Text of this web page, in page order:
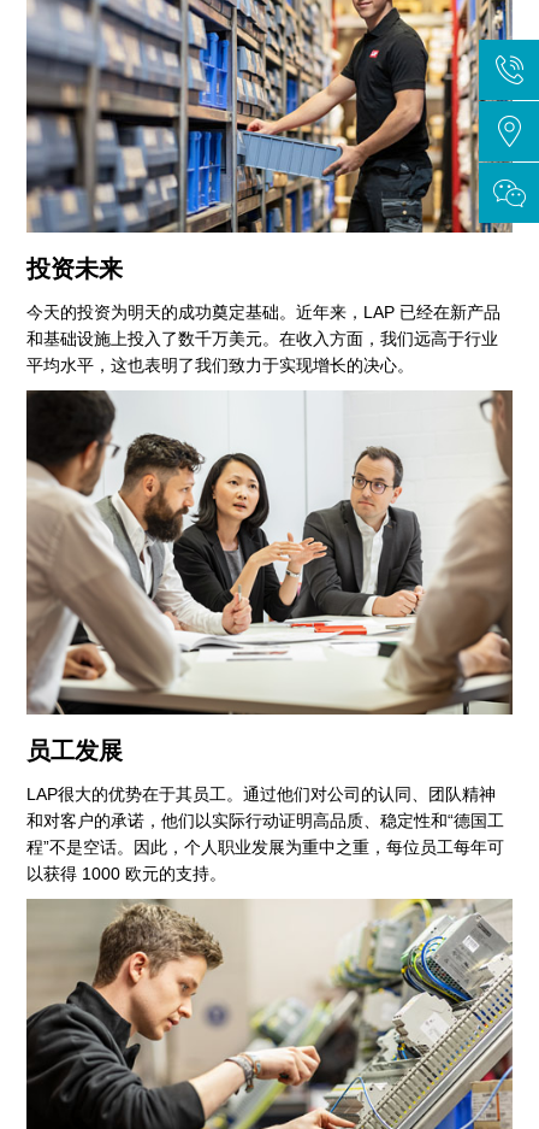
投资未来
今天的投资为明天的成功奠定基础。近年来，LAP 已经在新产品
和基础设施上投入了数千万美元。在收入方面，我们远高于行业
平均水平，这也表明了我们致力于实现增长的决心。
员工发展
LAP很大的优势在于其员工。通过他们对公司的认同、团队精神
和对客户的承诺，他们以实际行动证明高品质、稳定性和“德国工
程”不是空话。因此，个人职业发展为重中之重，每位员工每年可
以获得 1000 欧元的支持。